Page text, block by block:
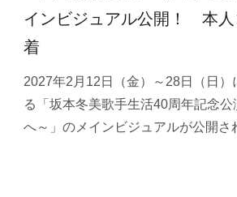
インビジュアル公開！ 本人
着
2027年2月12日（金）～28日（日）
る「坂本冬美歌手生活40周年記念公
へ～」のメインビジュアルが公開